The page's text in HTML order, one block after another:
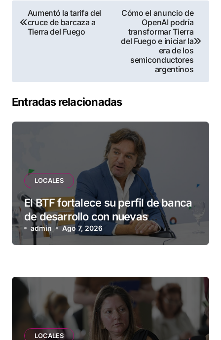
Navegación
de
Aumentó la tarifa del
cruce de barcaza a
Tierra del Fuego
Cómo el anuncio de
OpenAI podría
transformar Tierra
del Fuego e iniciar la
era de los
semiconductores
argentinos
Entradas relacionadas
LOCALES
El BTF fortalece su perfil de banca
de desarrollo con nuevas
herramientas para familias y
empresas
admin Ago 7, 2026
LOCALES